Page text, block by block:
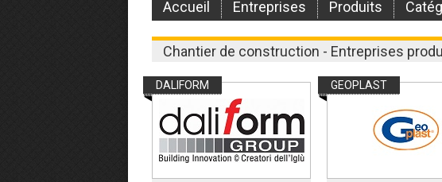
Accueil Entreprises Produits
Chantier de construction - Entreprises
DALIFORM GEOPLAST